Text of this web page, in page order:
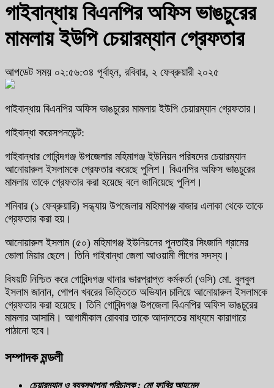
গাইবান্ধায় বিএনপির অফিস ভাঙচুরের
মামলায় ইউপি চেয়ারম্যান গ্রেফতার
আপডেট সময় ০২:৫৬:৩৪ পূর্বাহ্ন, রবিবার, ২ ফেব্রুয়ারী ২০২৫
গাইবান্ধায় বিএনপির অফিস ভাঙচুরের মামলায় ইউপি চেয়ারম্যান গ্রেফতার।
গাইবান্ধা করেসপনডেন্ট:
গাইবান্ধার গোবিন্দগঞ্জ উপজেলার মহিমাগঞ্জ ইউনিয়ন পরিষদের চেয়ারম্যান
আনোয়ারুল ইসলামকে গ্রেফতার করেছে পুলিশ। বিএনপির অফিস ভাঙচুরের
মামলায় তাকে গ্রেফতার করা হয়েছে বলে জানিয়েছে পুলিশ।
শনিবার (১ ফেব্রুয়ারি) সন্ধ্যায় উপজেলার মহিমাগঞ্জ বাজার এলাকা থেকে তাকে
গ্রেফতার করা হয়।
আনোয়ারুল ইসলাম (৫০) মহিমাগঞ্জ ইউনিয়নের পুনতাইর সিংজানি গ্রামের
ভোলা মিয়ার ছেলে। তিনি গাইবান্ধা জেলা আওয়ামী লীগের সদস্য।
বিষয়টি নিশ্চিত করে গোবিন্দগঞ্জ থানার ভারপ্রাপ্ত কর্মকর্তা (ওসি) মো. বুলবুল
ইসলাম জানান, গোপন খবরের ভিত্তিতে অভিযান চালিয়ে আনোয়ারুল ইসলামকে
গ্রেফতার করা হয়েছে। তিনি গোবিন্দগঞ্জ উপজেলা বিএনপির অফিস ভাঙচুরের
মামলার আসামি। আগামীকাল রোববার তাকে আদালতের মাধ্যমে কারাগারে
পাঠানো হবে।
সম্পাদক মন্ডলী
চেয়ারম্যান ও ব্যবস্থাপনা পরিচালক : মো ফাবির আহমেদ